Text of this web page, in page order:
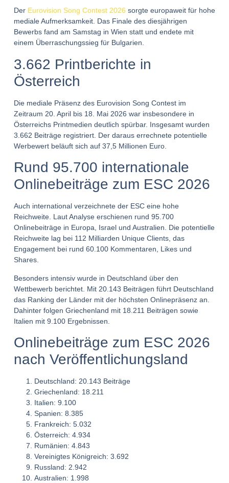
Der Eurovision Song Contest 2026 sorgte europaweit für hohe
mediale Aufmerksamkeit. Das Finale des diesjährigen
Bewerbs fand am Samstag in Wien statt und endete mit
einem Überraschungssieg für Bulgarien.
3.662 Printberichte in
Österreich
Die mediale Präsenz des Eurovision Song Contest im
Zeitraum 20. April bis 18. Mai 2026 war insbesondere in
Österreichs Printmedien deutlich spürbar. Insgesamt wurden
3.662 Beiträge registriert. Der daraus errechnete potentielle
Werbewert beläuft sich auf 37,5 Millionen Euro.
Rund 95.700 internationale
Onlinebeiträge zum ESC 2026
Auch international verzeichnete der ESC eine hohe
Reichweite. Laut Analyse erschienen rund 95.700
Onlinebeiträge in Europa, Israel und Australien. Die potentielle
Reichweite lag bei 112 Milliarden Unique Clients, das
Engagement bei rund 60.100 Kommentaren, Likes und
Shares.
Besonders intensiv wurde in Deutschland über den
Wettbewerb berichtet. Mit 20.143 Beiträgen führt Deutschland
das Ranking der Länder mit der höchsten Onlinepräsenz an.
Dahinter folgen Griechenland mit 18.211 Beiträgen sowie
Italien mit 9.100 Ergebnissen.
Onlinebeiträge zum ESC 2026
nach Veröffentlichungsland
Deutschland: 20.143 Beiträge
Griechenland: 18.211
Italien: 9.100
Spanien: 8.385
Frankreich: 5.032
Österreich: 4.934
Rumänien: 4.843
Vereinigtes Königreich: 3.692
Russland: 2.942
Australien: 1.998